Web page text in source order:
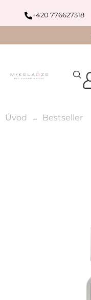
+420 776627318
Úvod Bestseller